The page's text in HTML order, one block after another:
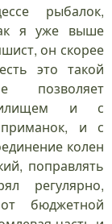
рыбалок,
я уже выше
он скорее
это такой
позволяет
и с
и с
колен
поправлять
регулярно,
бюджетной